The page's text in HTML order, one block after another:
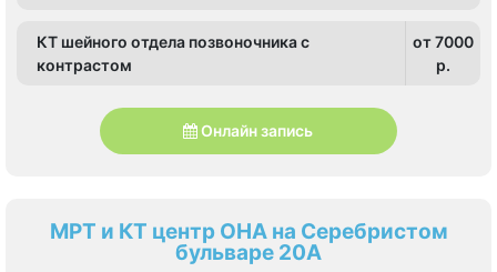
КТ шейного отдела позвоночника с
контрастом
от 7000
p.
Онлайн запись
МРТ и КТ центр ОНА на Серебристом
бульваре 20А